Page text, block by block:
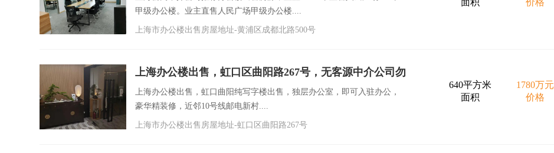
甲级办公楼。业主直售人民广场甲级办公楼....
上海市办公楼出售房屋地址-黄浦区成都北路500号
面积
价格
上海办公楼出售，虹口区曲阳路267号，无客源中介公司勿
扰！
上海办公楼出售，虹口曲阳纯写字楼出售，独层办公室，即可入驻办公，
豪华精装修，近邻10号线邮电新村....
上海市办公楼出售房屋地址-虹口区曲阳路267号
640平方米
面积
1780万元
价格